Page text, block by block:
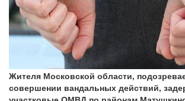
Жителя Московской области,
совершении вандальных действий,